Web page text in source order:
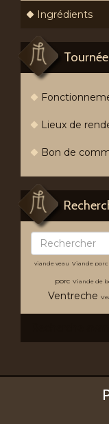
Ingrédients
Lieux de
Bon de
viande veau Viande porc
porc Viande de
Ventreche